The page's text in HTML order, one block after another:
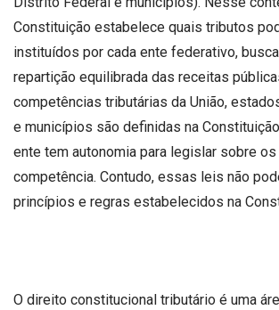
Constituição estabelece quais tributos
instituídos por cada ente federativo,
repartição equilibrada das receitas
competências tributárias da União,
e municípios são definidas na
ente tem autonomia para legislar sobre
competência. Contudo, essas leis não
princípios e regras estabelecidos na
O direito constitucional tributário é uma